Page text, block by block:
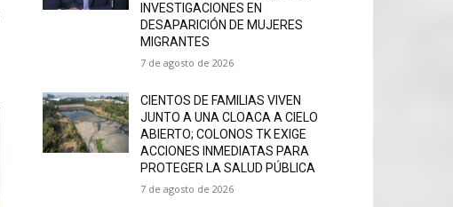
INVESTIGACIONES EN
DESAPARICIÓN DE MUJERES
MIGRANTES
7 de agosto de 2026
CIENTOS DE FAMILIAS VIVEN
JUNTO A UNA CLOACA A CIELO
ABIERTO; COLONOS TK EXIGE
ACCIONES INMEDIATAS PARA
PROTEGER LA SALUD PÚBLICA
7 de agosto de 2026